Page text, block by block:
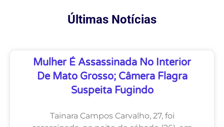
Últimas Notícias
Mulher É Assassinada No Interior
De Mato Grosso; Câmera Flagra
Suspeita Fugindo
Tainara Campos Carvalho, 27, foi